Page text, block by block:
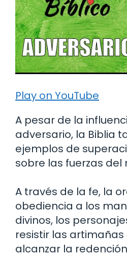
Play on YouTube
A pesar de la
adversario, la Biblia
ejemplos de
sobre las fuerzas del
A través de la fe, la
obediencia a los
divinos, los
resistir las
alcanzar la